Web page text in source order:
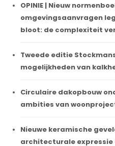
OPINIE | Nieuw
omgevingsaanvragen
bloot: de complexiteit
Tweede editie
mogelijkheden van
Circulaire dakopbouw
ambities van
Nieuwe keramische
architecturale